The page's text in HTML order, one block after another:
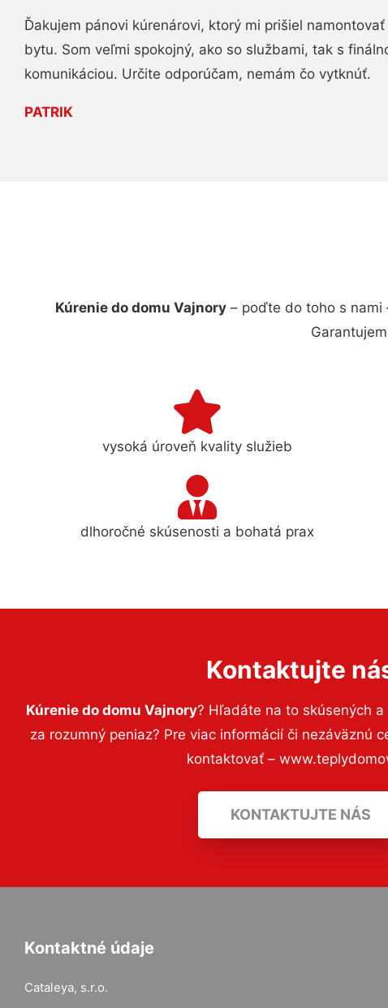
Ďakujem pánovi kúrenárovi, ktorý mi prišiel
bytu. Som veľmi spokojný, ako so službami, tak s
komunikáciou. Určite odporúčam, nemám čo vytknúť.
PATRIK
Kúrenie do domu Vajnory– poďte do toho s nami
vysoká úroveň kvality služieb
dlhoročné skúsenosti a bohatá prax
Kontaktujte
Kúrenie do domu Vajnory? Hľadáte na to skúsených
za rozumný peniaz? Pre viac informácií či nezáväznú
kontaktovať –
KONTAKTUJTE NÁS
Kontaktné údaje
Cataleya, s.r.o.